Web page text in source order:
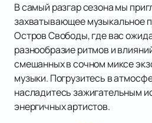
В самый разгар сезона мы
захватывающее музыкальное
Остров Свободы, где вас
разнообразие ритмов и
смешанных в сочном миксе
музыки. Погрузитесь в
насладитесь зажигательным
энергичных артистов.